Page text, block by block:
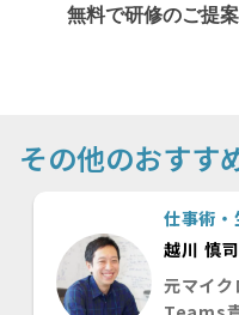
無料で研修のご提
その他のおすす
仕事術・
越川 慎司
元マイ